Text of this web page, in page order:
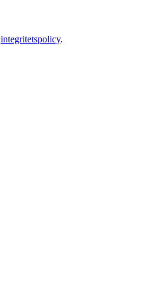
integritetspolicy.